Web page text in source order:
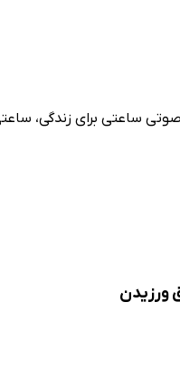
ساعتی برای زندگی،
ورزیدن